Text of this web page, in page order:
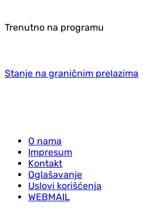
Trenutno na programu
Stanje na graničnim prelazima
O nama
Impresum
Kontakt
Oglašavanje
Uslovi korišćenja
WEBMAIL